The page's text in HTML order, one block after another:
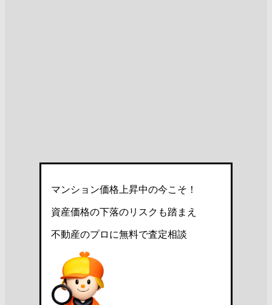
マンション価格上昇中の今こそ！
資産価格の下落のリスクも踏まえ
不動産のプロに無料で査定相談